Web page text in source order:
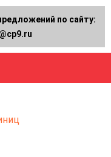
по сайту: